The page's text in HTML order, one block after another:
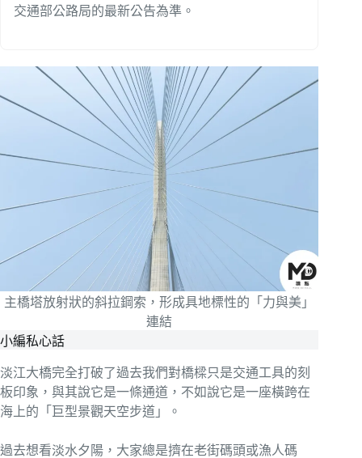
交通部公路局的最新公告為準。
主橋塔放射狀的斜拉鋼索，形成具地標性的「力與美」
連結
小編私心話
淡江大橋完全打破了過去我們對橋樑只是交通工具的刻
板印象，與其說它是一條通道，不如說它是一座橫跨在
海上的「巨型景觀天空步道」。
過去想看淡水夕陽，大家總是擠在老街碼頭或漁人碼